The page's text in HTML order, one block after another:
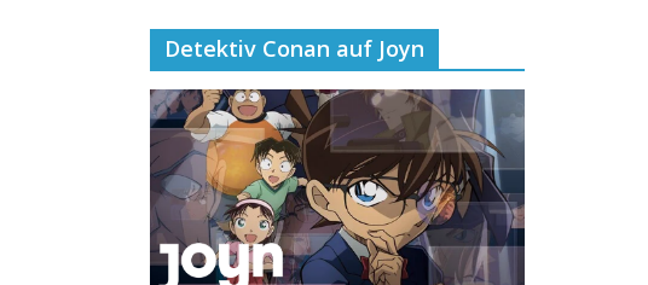
Detektiv Conan auf Joyn